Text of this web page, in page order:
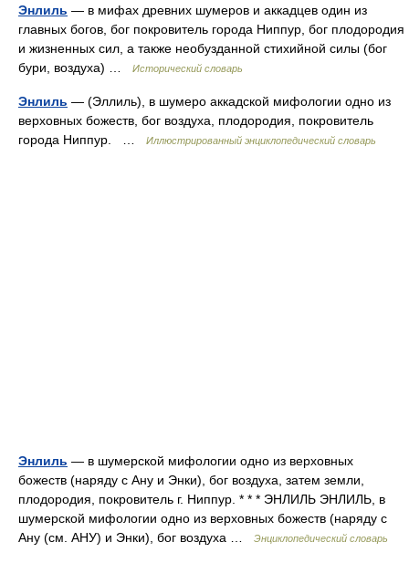
Энлиль — в мифах древних шумеров и аккадцев один из
главных богов, бог покровитель города Ниппур, бог плодородия
и жизненных сил, а также необузданной стихийной силы (бог
бури, воздуха) …
Исторический словарь
Энлиль — (Эллиль), в шумеро аккадской мифологии одно из
верховных божеств, бог воздуха, плодородия, покровитель
города Ниппур. …
Иллюстрированный энциклопедический словарь
Энлиль — в шумерской мифологии одно из верховных
божеств (наряду с Ану и Энки), бог воздуха, затем земли,
плодородия, покровитель г. Ниппур. * * * ЭНЛИЛЬ ЭНЛИЛЬ, в
шумерской мифологии одно из верховных божеств (наряду с
Ану (см. АНУ) и Энки), бог воздуха …
Энциклопедический словарь